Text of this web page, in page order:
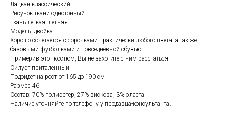
Лацкан классический
Рисунок ткани:однотонный
Ткань лёгкая, летняя
Модель: двойка
Хорошо сочетается с сорочками практически любого цвета, а так же
базовыми футболками и повседневной обувью.
Примерив этот костюм, Вы не захотите с ним расстаться.
Силуэт приталенный
Подойдет на рост от 165 до 190 см
Размер 46
Состав: 70% полиэстер, 27% вискоза, 3% эластан
Наличие уточняйте по телефону у продавца-консультанта.